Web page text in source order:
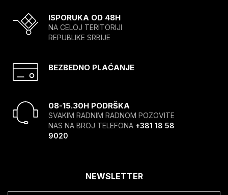
ISPORUKA OD 48H
NA CELOJ TERITORIJI
REPUBLIKE SRBIJE
BEZBEDNO PLAĆANJE
08-15.30H PODRŠKA
SVAKIM RADNIM RADNOM POZOVITE
NAS NA BROJ TELEFONA +381 18 58
9020
NEWSLETTER